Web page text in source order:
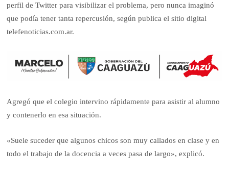
perfil de Twitter para visibilizar el problema, pero nunca imaginó
que podía tener tanta repercusión, según publica el sitio digital
telefenoticias.com.ar.
Agregó que el colegio intervino rápidamente para asistir al alumno
y contenerlo en esa situación.
«Suele suceder que algunos chicos son muy callados en clase y en
todo el trabajo de la docencia a veces pasa de largo», explicó.